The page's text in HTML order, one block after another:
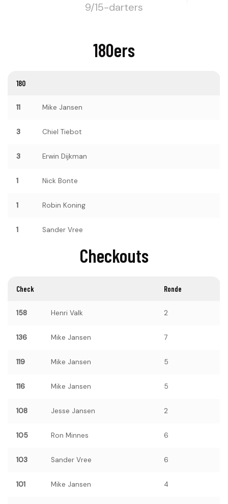
9/15-darters
180ers
180
11 Mike Jansen
3 Chiel Tiebot
3 Erwin Dijkman
1 Nick Bonte
1 Robin Koning
1 Sander Vree
Checkouts
Check Ronde
158 Henri Valk 2
136 Mike Jansen 7
119 Mike Jansen 5
116 Mike Jansen 5
108 Jesse Jansen 2
105 Ron Minnes 6
103 Sander Vree 6
101 Mike Jansen 4